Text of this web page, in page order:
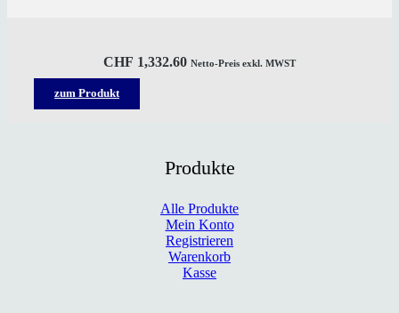
CHF 1,332.60 Netto-Preis exkl. MWST
zum Produkt
Produkte
Alle Produkte
Mein Konto
Registrieren
Warenkorb
Kasse